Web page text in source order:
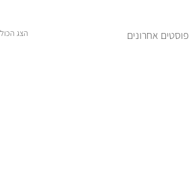
פוסטים אחרונים הצג הכול